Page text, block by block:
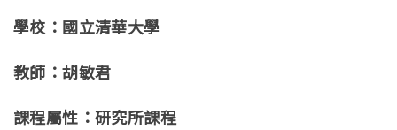
學校：國立清華大學
教師：胡敏君
課程屬性：研究所課程